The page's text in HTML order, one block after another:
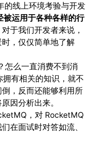
的线上环境考验与开发
被运用于各种各样的行
于我们开发者来说，
，仅仅简单地了解
怎么一直消费不到消
拥有相关的知识，就不
，反而还能够利用所
因分析出来。
，对 RocketMQ
在面试时对答如流、